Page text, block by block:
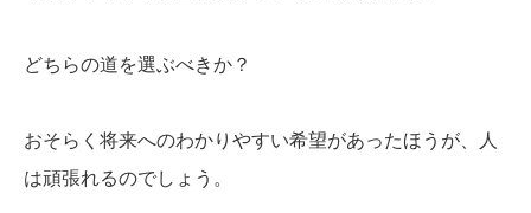
どちらの道を選ぶべきか？
おそらく将来へのわかりやすい希望があったほうが、人
は頑張れるのでしょう。